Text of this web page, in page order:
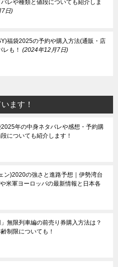
レや種類と値段についても紹介しま
7日
福袋2025の予約や購入方法(通販・店
も！
2024年12月7日
ます！
年の中身ネタバレや感想・予約購
についても紹介します！
ン)2020の強さと進路予想｜伊勢湾台
米軍ヨーロッパの最新情報と日本各
無限列車編の前売り券購入方法は？
制限についても！